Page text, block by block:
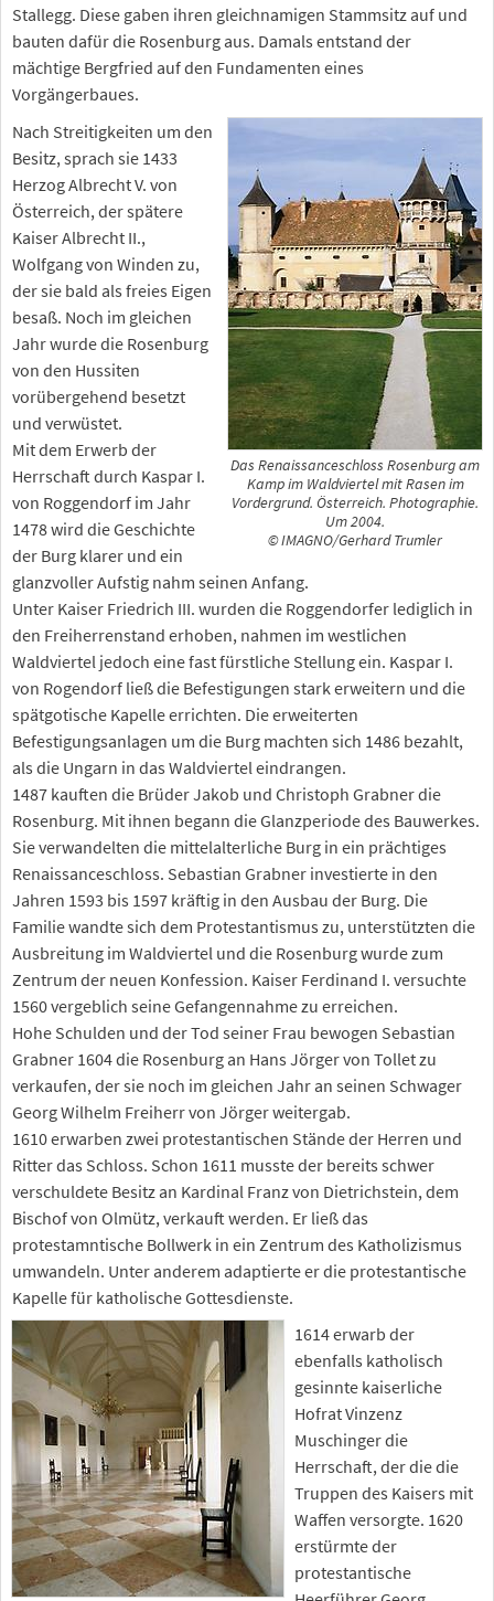
Stallegg. Diese gaben ihren gleichnamigen Stammsitz auf und
bauten dafür die Rosenburg aus. Damals entstand der
mächtige Bergfried auf den Fundamenten eines
Vorgängerbaues.
Das Renaissanceschloss Rosenburg am
Kamp im Waldviertel mit Rasen im
Vordergrund. Österreich. Photographie.
Um 2004.
© IMAGNO/Gerhard Trumler
Nach Streitigkeiten um den
Besitz, sprach sie 1433
Herzog Albrecht V. von
Österreich, der spätere
Kaiser Albrecht II.,
Wolfgang von Winden zu,
der sie bald als freies Eigen
besaß. Noch im gleichen
Jahr wurde die Rosenburg
von den Hussiten
vorübergehend besetzt
und verwüstet.
Mit dem Erwerb der
Herrschaft durch Kaspar I.
von Roggendorf im Jahr
1478 wird die Geschichte
der Burg klarer und ein
glanzvoller Aufstig nahm seinen Anfang.
Unter Kaiser Friedrich III. wurden die Roggendorfer lediglich in
den Freiherrenstand erhoben, nahmen im westlichen
Waldviertel jedoch eine fast fürstliche Stellung ein. Kaspar I.
von Rogendorf ließ die Befestigungen stark erweitern und die
spätgotische Kapelle errichten. Die erweiterten
Befestigungsanlagen um die Burg machten sich 1486 bezahlt,
als die Ungarn in das Waldviertel eindrangen.
1487 kauften die Brüder Jakob und Christoph Grabner die
Rosenburg. Mit ihnen begann die Glanzperiode des Bauwerkes.
Sie verwandelten die mittelalterliche Burg in ein prächtiges
Renaissanceschloss. Sebastian Grabner investierte in den
Jahren 1593 bis 1597 kräftig in den Ausbau der Burg. Die
Familie wandte sich dem Protestantismus zu, unterstützten die
Ausbreitung im Waldviertel und die Rosenburg wurde zum
Zentrum der neuen Konfession. Kaiser Ferdinand I. versuchte
1560 vergeblich seine Gefangennahme zu erreichen.
Hohe Schulden und der Tod seiner Frau bewogen Sebastian
Grabner 1604 die Rosenburg an Hans Jörger von Tollet zu
verkaufen, der sie noch im gleichen Jahr an seinen Schwager
Georg Wilhelm Freiherr von Jörger weitergab.
1610 erwarben zwei protestantischen Stände der Herren und
Ritter das Schloss. Schon 1611 musste der bereits schwer
verschuldete Besitz an Kardinal Franz von Dietrichstein, dem
Bischof von Olmütz, verkauft werden. Er ließ das
protestamntische Bollwerk in ein Zentrum des Katholizismus
umwandeln. Unter anderem adaptierte er die protestantische
Kapelle für katholische Gottesdienste.
1614 erwarb der
ebenfalls katholisch
gesinnte kaiserliche
Hofrat Vinzenz
Muschinger die
Herrschaft, der die die
Truppen des Kaisers mit
Waffen versorgte. 1620
erstürmte der
protestantische